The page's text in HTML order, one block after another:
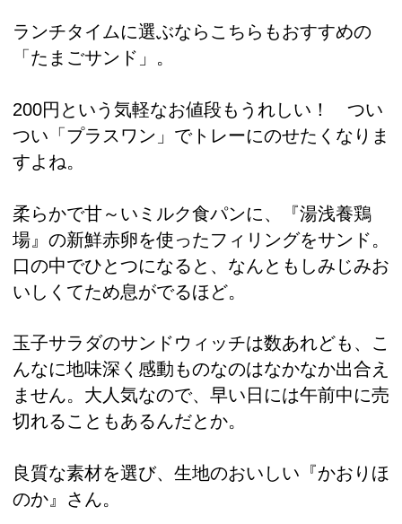
ランチタイムに選ぶならこちらもおすすめの
「たまごサンド」。
200円という気軽なお値段もうれしい！ つい
つい「プラスワン」でトレーにのせたくなりま
すよね。
柔らかで甘～いミルク食パンに、『湯浅養鶏
場』の新鮮赤卵を使ったフィリングをサンド。
口の中でひとつになると、なんともしみじみお
いしくてため息がでるほど。
玉子サラダのサンドウィッチは数あれども、こ
んなに地味深く感動ものなのはなかなか出合え
ません。大人気なので、早い日には午前中に売
切れることもあるんだとか。
良質な素材を選び、生地のおいしい『かおりほ
のか』さん。